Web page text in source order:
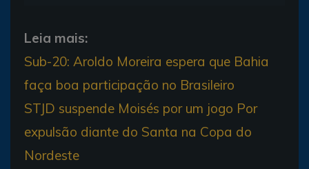
Leia mais:
Sub-20: Aroldo Moreira espera que Bahia
faça boa participação no Brasileiro
STJD suspende Moisés por um jogo Por
expulsão diante do Santa na Copa do
Nordeste